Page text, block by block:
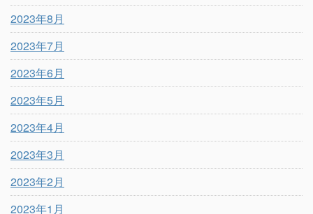
2023年8月
2023年7月
2023年6月
2023年5月
2023年4月
2023年3月
2023年2月
2023年1月